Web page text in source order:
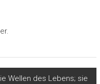
Wellen des Lebens; sie